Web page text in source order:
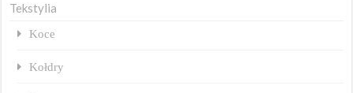
Tekstylia
Koce
Kołdry